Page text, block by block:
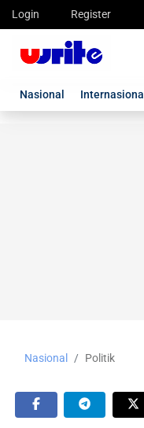
Login Register
Nasional Internasional
Nasional Politik